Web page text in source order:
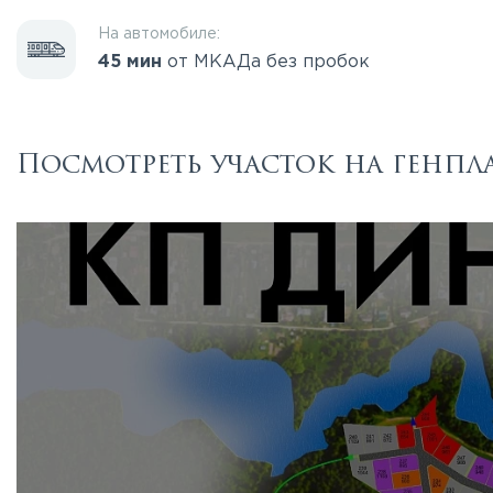
На автомобиле:
45 мин от МКАДа без пробок
Посмотреть участок на